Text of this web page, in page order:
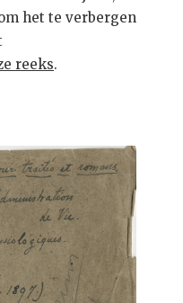
het te verbergen
reeks.